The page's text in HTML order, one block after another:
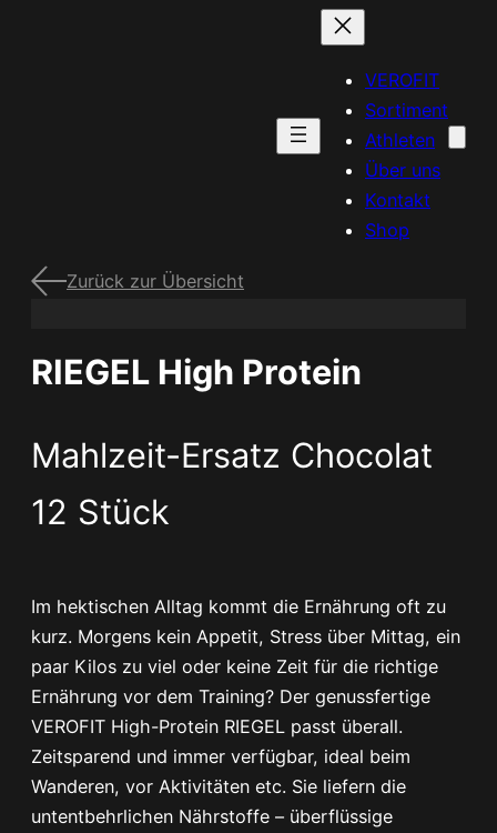
VEROFIT
Sortiment
Athleten
Über uns
Kontakt
Shop
Zurück zur Übersicht
RIEGEL High Protein
Mahlzeit-Ersatz Chocolat
12 Stück
Im hektischen Alltag kommt die Ernährung oft zu
kurz. Morgens kein Appetit, Stress über Mittag, ein
paar Kilos zu viel oder keine Zeit für die richtige
Ernährung vor dem Training? Der genussfertige
VEROFIT High-Protein RIEGEL passt überall.
Zeitsparend und immer verfügbar, ideal beim
Wanderen, vor Aktivitäten etc. Sie liefern die
untentbehrlichen Nährstoffe – überflüssige